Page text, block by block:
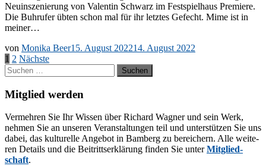
Neuinszenierung von Va­len­tin Schwarz im Fest­spiel­haus Pre­mie­re.
Die Buh­ru­fer üb­ten schon mal für ihr letz­tes Ge­fecht. Mime ist in
meiner…
von Monika Beer15. August 202214. August 2022
Seitennummerierung
der
Beiträge
1 2 Nächste
Suchen
nach:
Mitglied werden
Ver­meh­ren Sie Ihr Wis­sen über Ri­chard Wag­ner und sein Werk,
neh­men Sie an un­se­ren Ver­an­stal­tun­gen teil und un­ter­stüt­zen Sie uns
da­bei, das kul­tu­rel­le An­ge­bot in Bam­berg zu be­rei­chern. Alle wei­te­
ren De­tails und die Bei­tritts­er­klä­rung fin­den Sie un­terMit­glied­
schaft.